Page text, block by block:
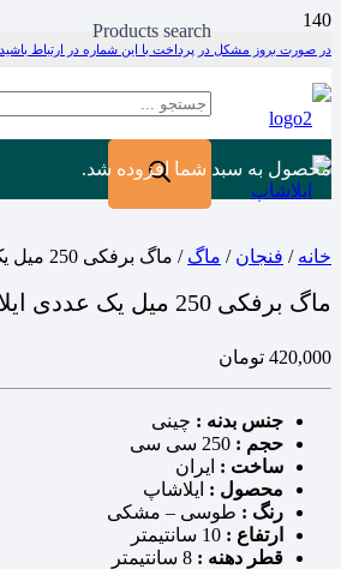
در صورت بروز مشکل در پرداخت با این شماره در ارتباط باشید 09199797956
Products search
محصول به سبد شما افزوده شد.
خانه / فنجان / ماگ / ماگ برفکی 250 میل یک عددی ایلا
ماگ برفکی 250 میل یک عددی ایلا
420,000 تومان
جنس بدنه : چینی
حجم :
ساخت : ایران
محصول : ایلاشاپ
رنگ : طوسی – مشکی
ارتفاع :
قطر دهنه :